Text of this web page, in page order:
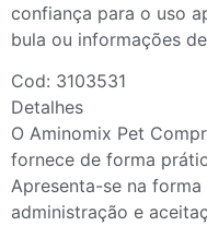
confiança para o uso
bula ou informações
Cod: 3103531
Detalhes
O Aminomix Pet
fornece de forma
Apresenta-se na
administração e